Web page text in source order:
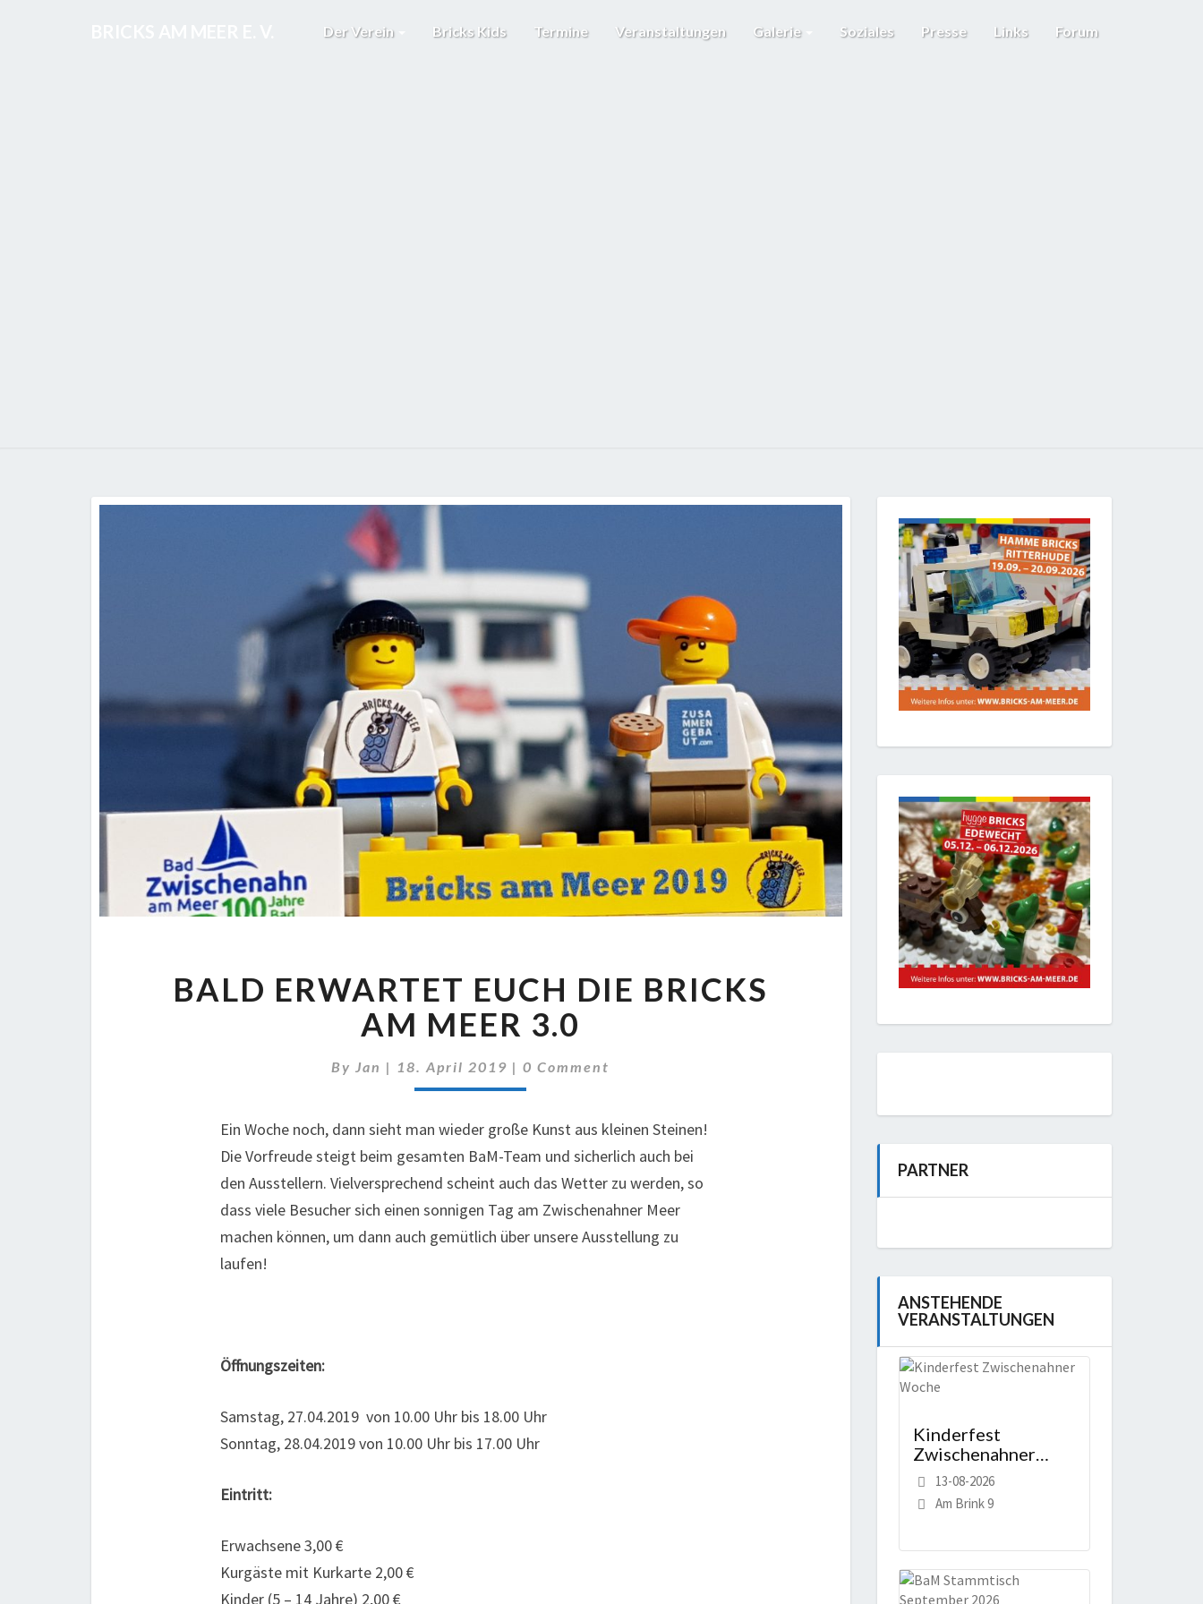
Der Verein Bricks Kids Termine Veranstaltungen Galerie Soziales Presse Links Forum
ERWARTET
EUCH
DIE
AM
3.0
BALD ERWARTET EUCH DIE BRICKS
AM MEER 3.0
ByJan | 18. April 2019 |Comments
0 Comment
Ein Woche noch, dann sieht man wieder große Kunst aus kleinen Steinen!
Die Vorfreude steigt beim gesamten BaM-Team und sicherlich auch bei
den Ausstellern. Vielversprechend scheint auch das Wetter zu werden, so
dass viele Besucher sich einen sonnigen Tag am Zwischenahner Meer
machen können, um dann auch gemütlich über unsere Ausstellung zu
laufen!
Öffnungszeiten:
Samstag, 27.04.2019 von 10.00 Uhr bis 18.00 Uhr
Sonntag, 28.04.2019 von 10.00 Uhr bis 17.00 Uhr
Eintritt:
Erwachsene 3,00 €
Kurgäste mit Kurkarte 2,00 €
Kinder (5 – 14 Jahre) 2,00 €
PARTNER
ANSTEHENDE
VERANSTALTUNGEN
Kinderfest
Zwischenahner
Woche
13-08-2026
Am Brink 9